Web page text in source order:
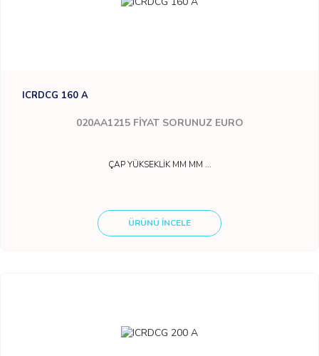
ICRDCG 160 A
020AA1215 FİYAT SORUNUZ EURO
ÇAP YÜKSEKLİK MM MM ...
ÜRÜNÜ İNCELE